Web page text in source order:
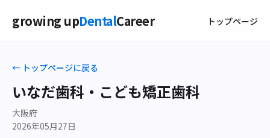
growing upDentalCareer トップページ
← トップページに戻る
いなだ歯科・こども矯正歯科
大阪府
2026年05月27日